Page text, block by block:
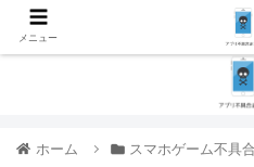
ホーム スマホゲーム不具
メニュー